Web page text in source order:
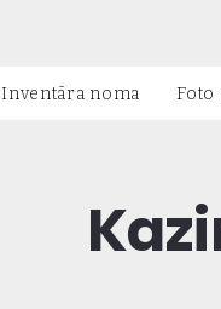
Inventāra noma Foto